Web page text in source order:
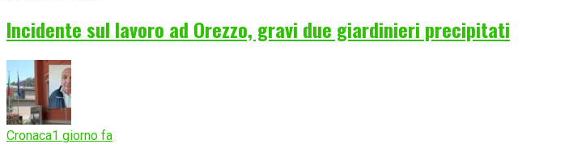
Incidente sul lavoro ad Orezzo, gravi due giardinieri precipitati
Cronaca1 giorno fa